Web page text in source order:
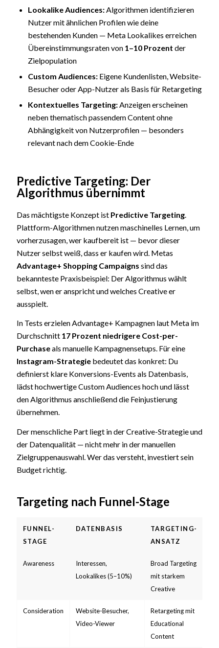
Lookalike Audiences:Algorithmen identifizieren
Nutzer mit ähnlichen Profilen wie deine
bestehenden Kunden — Meta Lookalikes erreichen
Übereinstimmungsraten von 1–10 Prozent der
Zielpopulation
Custom Audiences:Eigene Kundenlisten, Website-
Besucher oder App-Nutzer als Basis für Retargeting
Kontextuelles Targeting:Anzeigen erscheinen
neben thematisch passendem Content ohne
Abhängigkeit von Nutzerprofilen — besonders
relevant nach dem Cookie-Ende
Predictive Targeting: Der
Algorithmus übernimmt
Das mächtigste Konzept ist Predictive Targeting.
Plattform-Algorithmen nutzen maschinelles Lernen, um
vorherzusagen, wer kaufbereit ist — bevor dieser
Nutzer selbst weiß, dass er kaufen wird. Metas
Advantage+ Shopping Campaigns sind das
bekannteste Praxisbeispiel: Der Algorithmus wählt
selbst, wen er anspricht und welches Creative er
ausspielt.
In Tests erzielen Advantage+ Kampagnen laut Meta im
Durchschnitt 17 Prozent niedrigere Cost-per-
Purchaseals manuelle Kampagnensetups. Für eine
Instagram-Strategiebedeutet das konkret: Du
definierst klare Konversions-Events als Datenbasis,
lädst hochwertige Custom Audiences hoch und lässt
den Algorithmus anschließend die Feinjustierung
übernehmen.
Der menschliche Part liegt in der Creative-Strategie und
der Datenqualität — nicht mehr in der manuellen
Zielgruppenauswahl. Wer das versteht, investiert sein
Budget richtig.
Targeting nach Funnel-Stage
FUNNEL-
STAGE
DATENBASIS
TARGETING-
ANSATZ
Awareness
Interessen,
Lookalikes (5–10%)
Broad Targeting
mit starkem
Creative
Consideration
Website-Besucher,
Video-Viewer
Retargeting mit
Educational
Content